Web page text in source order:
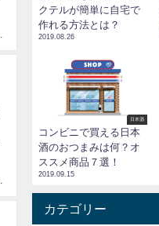
クテルが簡単に自宅で
作れる方法とは？
2019.08.26
日本酒
コンビニで買える日本
酒のおつまみは何？オ
ススメ商品７選！
2019.09.15
カテゴリー